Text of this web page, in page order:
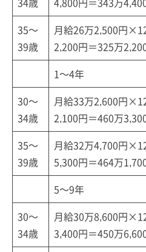
35～
39歳
月給26万2,500円
2,200円＝325万
1～4年
30～
34歳
月給33万2,600円
2,100円＝460万
35～
39歳
月給32万4,700円
5,300円＝464万
5～9年
30～
34歳
月給30万8,600円
3,400円＝450万